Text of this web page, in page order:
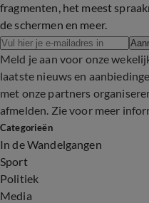
fragmenten, het meest
de schermen en meer.
Meld je aan voor onze
laatste nieuws en
met onze partners
afmelden. Zie voor meer
Categorieën
In de Wandelgangen
Sport
Politiek
Media